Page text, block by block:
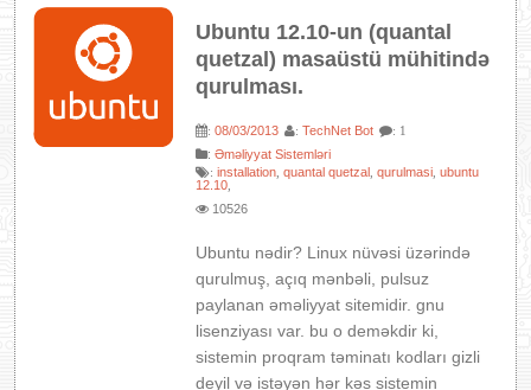
PROQRAMLAR
XƏBƏRLƏR
Ubuntu 12.10-un (quantal
quetzal) masaüstü mühitində
qurulması.
:08/03/2013 :TechNet Bot : 1
:Əməliyyat Sistemləri
:installation ,quantal quetzal ,qurulmasi ,ubuntu
12.10
10526
Ubuntu nədir? Linux nüvəsi üzərində
qurulmuş, açıq mənbəli, pulsuz
paylanan əməliyyat sitemidir. gnu
lisenziyası var. bu o deməkdir ki,
sistemin proqram təminatı kodları gizli
deyil və istəyən hər kəs sistemin